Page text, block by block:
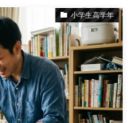
小学生高学年